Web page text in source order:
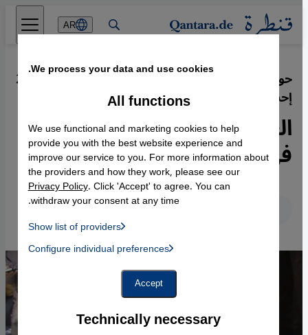
Direkt zum Inhalt springen
AR
حوار مع الفقيه والمفكر الإسلامي التركي
إحسان إلياتشيك
·
27.01.2014
العدالة الاجتماعية والاشتراكية
في القرآن
English عربي
We process your data and use cookies.
Technically necessary
All functions
We use functional and marketing cookies to help
provide you with the best website experience and
improve our service to you. For more information about
the providers and how they work, please see our
Privacy Policy. Click 'Accept' to agree. You can
withdraw your consent at any time.
Show list of providers
Instagram Embed, Twitter Embed, Youtube Embed
Facebook Embed / Facebook Connect
Google Maps Embed
Configure individual preferences
Accept